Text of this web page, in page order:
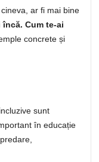
ar fi mai bine
Cum te-ai
concrete și
sunt
în educație